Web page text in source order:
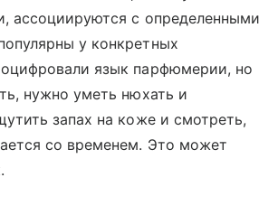
ассоциируются с определенными
у конкретных
язык парфюмерии, но
нужно уметь нюхать и
запах на коже и смотреть,
со временем. Это может